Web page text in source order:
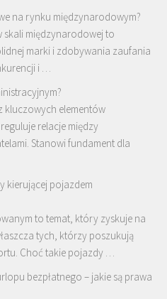
na rynku międzynarodowym?
międzynarodowej to
marki i zdobywania zaufania
i …
kluczowych elementów
relacje między
Stanowi fundament dla
kierującej pojazdem
to temat, który zyskuje na
tych, którzy poszukują
Choć takie pojazdy …
bezpłatnego – jakie są prawa